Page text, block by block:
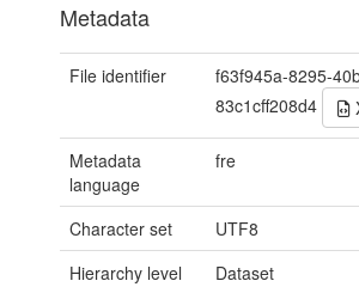
Metadata
File identifier
f63f945a-8295-
83c1cff208d4
Metadata
language
fre
Character set
UTF8
Hierarchy level
Dataset